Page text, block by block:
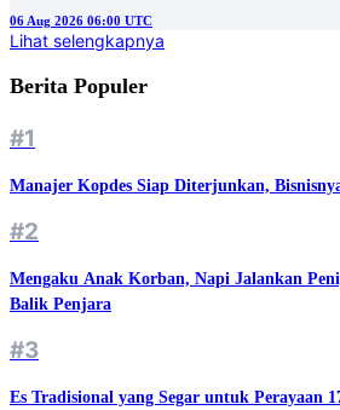
06 Aug 2026 06:00 UTC
Lihat selengkapnya
Berita Populer
#1
Manajer Kopdes Siap Diterjunkan,
#2
Mengaku Anak Korban, Napi Jalankan
Balik Penjara
#3
Es Tradisional yang Segar untuk Perayaan